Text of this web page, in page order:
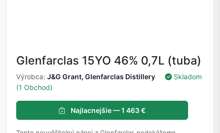
Glenfarclas 15YO 46% 0,7L (tuba)
Výrobca: J&G Grant, Glenfarclas Distillery
Skladom
(1 Obchod)
Najlacnejšie — 1 463 €